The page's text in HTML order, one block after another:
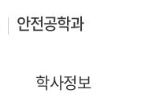
안전공학과
학사정보